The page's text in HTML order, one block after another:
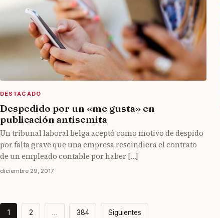
DESTACADO
Despedido por un «me gusta» en
publicación antisemita
Un tribunal laboral belga aceptó como motivo de despido
por falta grave que una empresa rescindiera el contrato
de un empleado contable por haber […]
diciembre 29, 2017
Paginación
1 2 … 384 Siguientes